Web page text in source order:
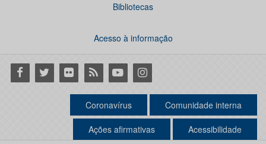
Bibliotecas
Acesso à informação
Facebook
Twitter Flickr RSS YoutubeInstagram
Coronavírus Comunidade interna
Ações afirmativas Acessibilidade